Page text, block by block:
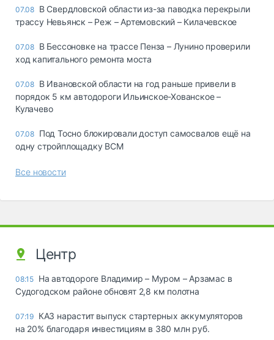
07.08 В Свердловской области из-за паводка перекрыли
трассу Невьянск – Реж – Артемовский – Килачевское
07.08 В Бессоновке на трассе Пенза – Лунино проверили
ход капитального ремонта моста
07.08 В Ивановской области на год раньше привели в
порядок 5 км автодороги Ильинское-Хованское –
Кулачево
07.08 Под Тосно блокировали доступ самосвалов ещё на
одну стройплощадку ВСМ
Все новости
Центр
08:15 На автодороге Владимир – Муром – Арзамас в
Судогодском районе обновят 2,8 км полотна
07:19 КАЗ нарастит выпуск стартерных аккумуляторов
на 20% благодаря инвестициям в 380 млн руб.